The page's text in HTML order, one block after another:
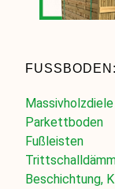
FUSSBODEN:
Massivholzdiele
Parkettboden
Fußleisten
Beschichtung,